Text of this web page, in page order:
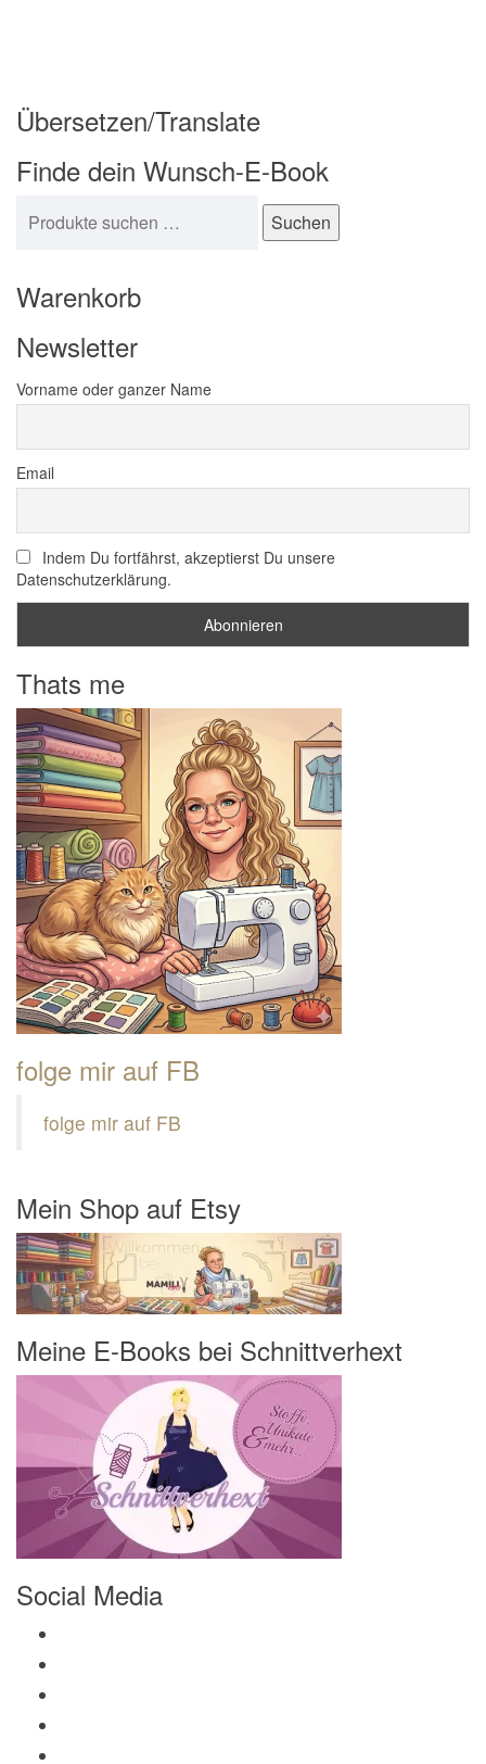
Übersetzen/Translate
Finde dein Wunsch-E-Book
Suchen
Warenkorb
Newsletter
Vorname oder ganzer Name
Email
Indem Du fortfährst, akzeptierst Du unsere
Datenschutzerklärung.
Thats me
folge mir auf FB
folge mir auf FB
Mein Shop auf Etsy
Meine E-Books bei Schnittverhext
Social Media